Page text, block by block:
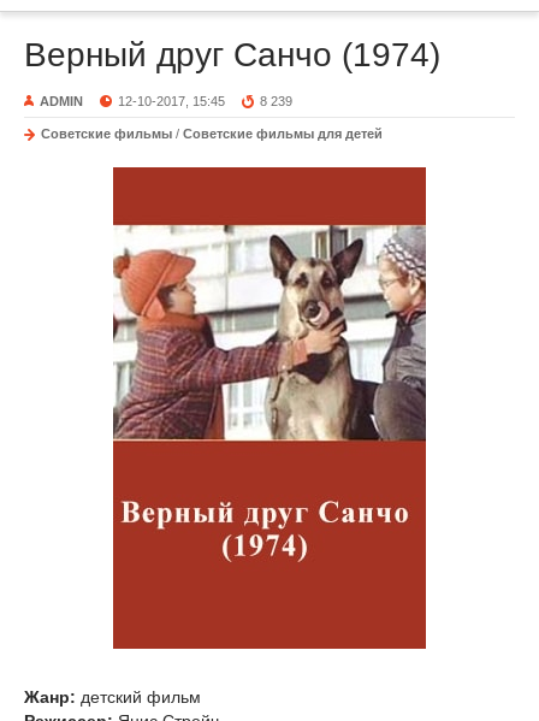
Верный друг Санчо (1974)
ADMIN 12-10-2017, 15:45 8 239
Советские фильмы / Советские фильмы для детей
Жанр: детский фильм